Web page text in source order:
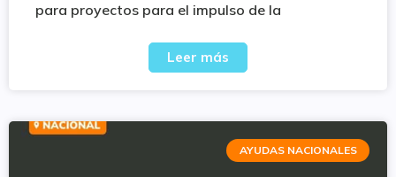
para proyectos para el impulso de la
Leer más
AYUDAS NACIONALES